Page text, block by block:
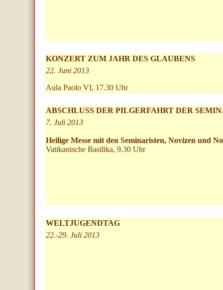
KONZERT ZUM JAHR DES GLAUBENS
22. Juni 2013
Aula Paolo VI, 17.30 Uhr
ABSCHLUSS DER PILGERFAHRT DER
7. Juli 2013
Heilige Messe mit den Seminaristen, Novizen und
Vatikanische Basilika, 9.30 Uhr
WELTJUGENDTAG
22.-29. Juli 2013